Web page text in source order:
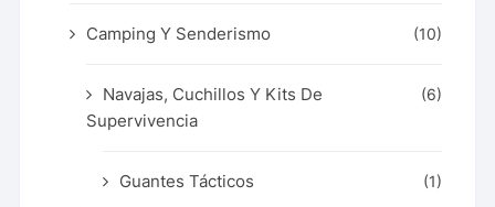
Camping Y Senderismo (10)
Navajas, Cuchillos Y Kits De
Supervivencia
(6)
Guantes Tácticos (1)